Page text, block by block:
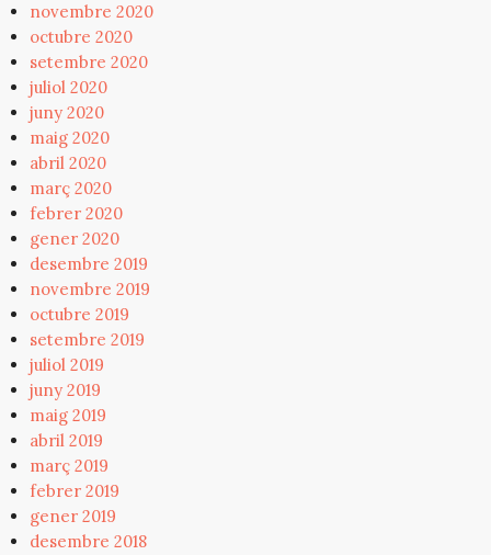
novembre 2020
octubre 2020
setembre 2020
juliol 2020
juny 2020
maig 2020
abril 2020
març 2020
febrer 2020
gener 2020
desembre 2019
novembre 2019
octubre 2019
setembre 2019
juliol 2019
juny 2019
maig 2019
abril 2019
març 2019
febrer 2019
gener 2019
desembre 2018